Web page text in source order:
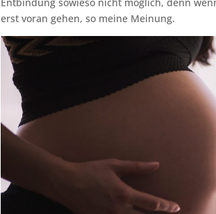
erst voran gehen, so meine Meinung.